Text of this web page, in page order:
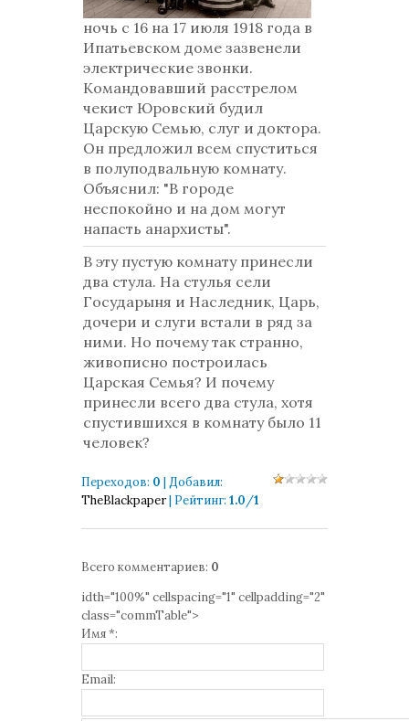
ночь с 16 на 17 июля 1918 года в
Ипатьевском доме зазвенели
электрические звонки.
Командовавший расстрелом
чекист Юровский будил
Царскую Семью, слуг и доктора.
Он предложил всем спуститься
в полуподвальную комнату.
Объяснил: "В городе
неспокойно и на дом могут
напасть анархисты".
В эту пустую комнату принесли
два стула. На стулья сели
Государыня и Наследник, Царь,
дочери и слуги встали в ряд за
ними. Но почему так странно,
живописно построилась
Царская Семья? И почему
принесли всего два стула, хотя
спустившихся в комнату было 11
человек?
Переходов: 0 | Добавил:
TheBlackpaper| Рейтинг: 1.0/1
Всего комментариев: 0
idth="100%" cellspacing="1" cellpadding="2"
class="commTable">
Имя *:
Email: